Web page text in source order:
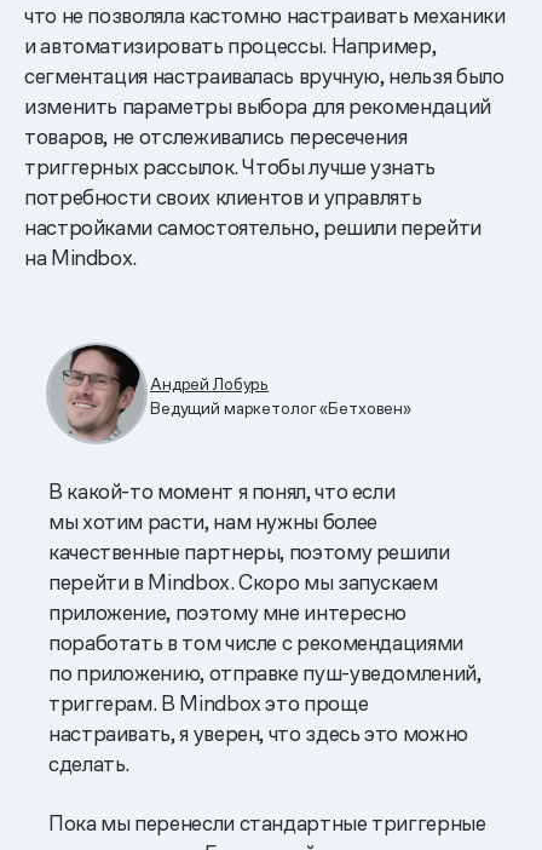
что не позволяла кастомно настраивать механики
и автоматизировать процессы. Например,
сегментация настраивалась вручную, нельзя было
изменить параметры выбора для рекомендаций
товаров, не отслеживались пересечения
триггерных рассылок. Чтобы лучше узнать
потребности своих клиентов и управлять
настройками самостоятельно, решили перейти
на Mindbox.
Андрей Лобурь
Ведущий маркетолог «Бетховен»
В какой-то момент я понял, что если
мы хотим расти, нам нужны более
качественные партнеры, поэтому решили
перейти в Mindbox. Скоро мы запускаем
приложение, поэтому мне интересно
поработать в том числе с рекомендациями
по приложению, отправке пуш-уведомлений,
триггерам. В Mindbox это проще
настраивать, я уверен, что здесь это можно
сделать.
Пока мы перенесли стандартные триггерные